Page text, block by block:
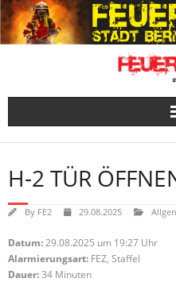
Skip
to
content
H-2 TÜR
By FE2 29.08.2025
Datum:29.08.2025 um 19:27 Uhr
Alarmierungsart: FEZ, Staffel
Dauer:34 Minuten